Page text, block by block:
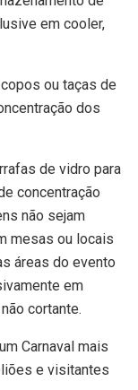
em cooler,
ou taças de
dos
de vidro para
concentração
não sejam
mesas ou locais
áreas do evento
em
cortante.
Carnaval mais
e visitantes